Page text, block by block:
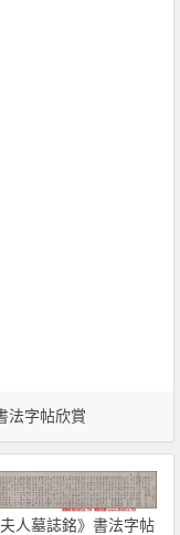
法字帖欣賞
人墓誌銘》書法字帖